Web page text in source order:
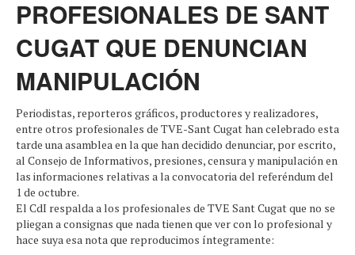
PROFESIONALES DE SANT
CUGAT QUE DENUNCIAN
MANIPULACIÓN
Periodistas, reporteros gráficos, productores y realizadores,
entre otros profesionales de TVE-Sant Cugat han celebrado esta
tarde una asamblea en la que han decidido denunciar, por escrito,
al Consejo de Informativos, presiones, censura y manipulación en
las informaciones relativas a la convocatoria del referéndum del
1 de octubre.
El CdI respalda a los profesionales de TVE Sant Cugat que no se
pliegan a consignas que nada tienen que ver con lo profesional y
hace suya esa nota que reproducimos íntegramente: